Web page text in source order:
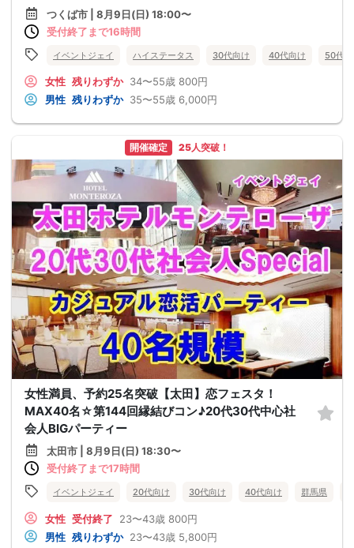
つくば市 | 8月9日(日) 18:00〜
受付終了まで16時間
イベントジェイ ハイステータス 30代向け 40代向け 50代
女性 残りわずか 34〜55歳 800円
男性 残りわずか 35〜55歳 6,000円
開催確定 25人突破！
女性満員、予約25名突破【太田】恋フェスタ！
MAX40名☆第144回縁結びコン♪20代30代中心社
会人BIGパーティー
太田市 | 8月9日(日) 18:30〜
受付終了まで17時間
イベントジェイ 20代向け 30代向け 40代向け 群馬県
女性 受付終了 23〜43歳 800円
男性 残りわずか 23〜43歳 5,800円